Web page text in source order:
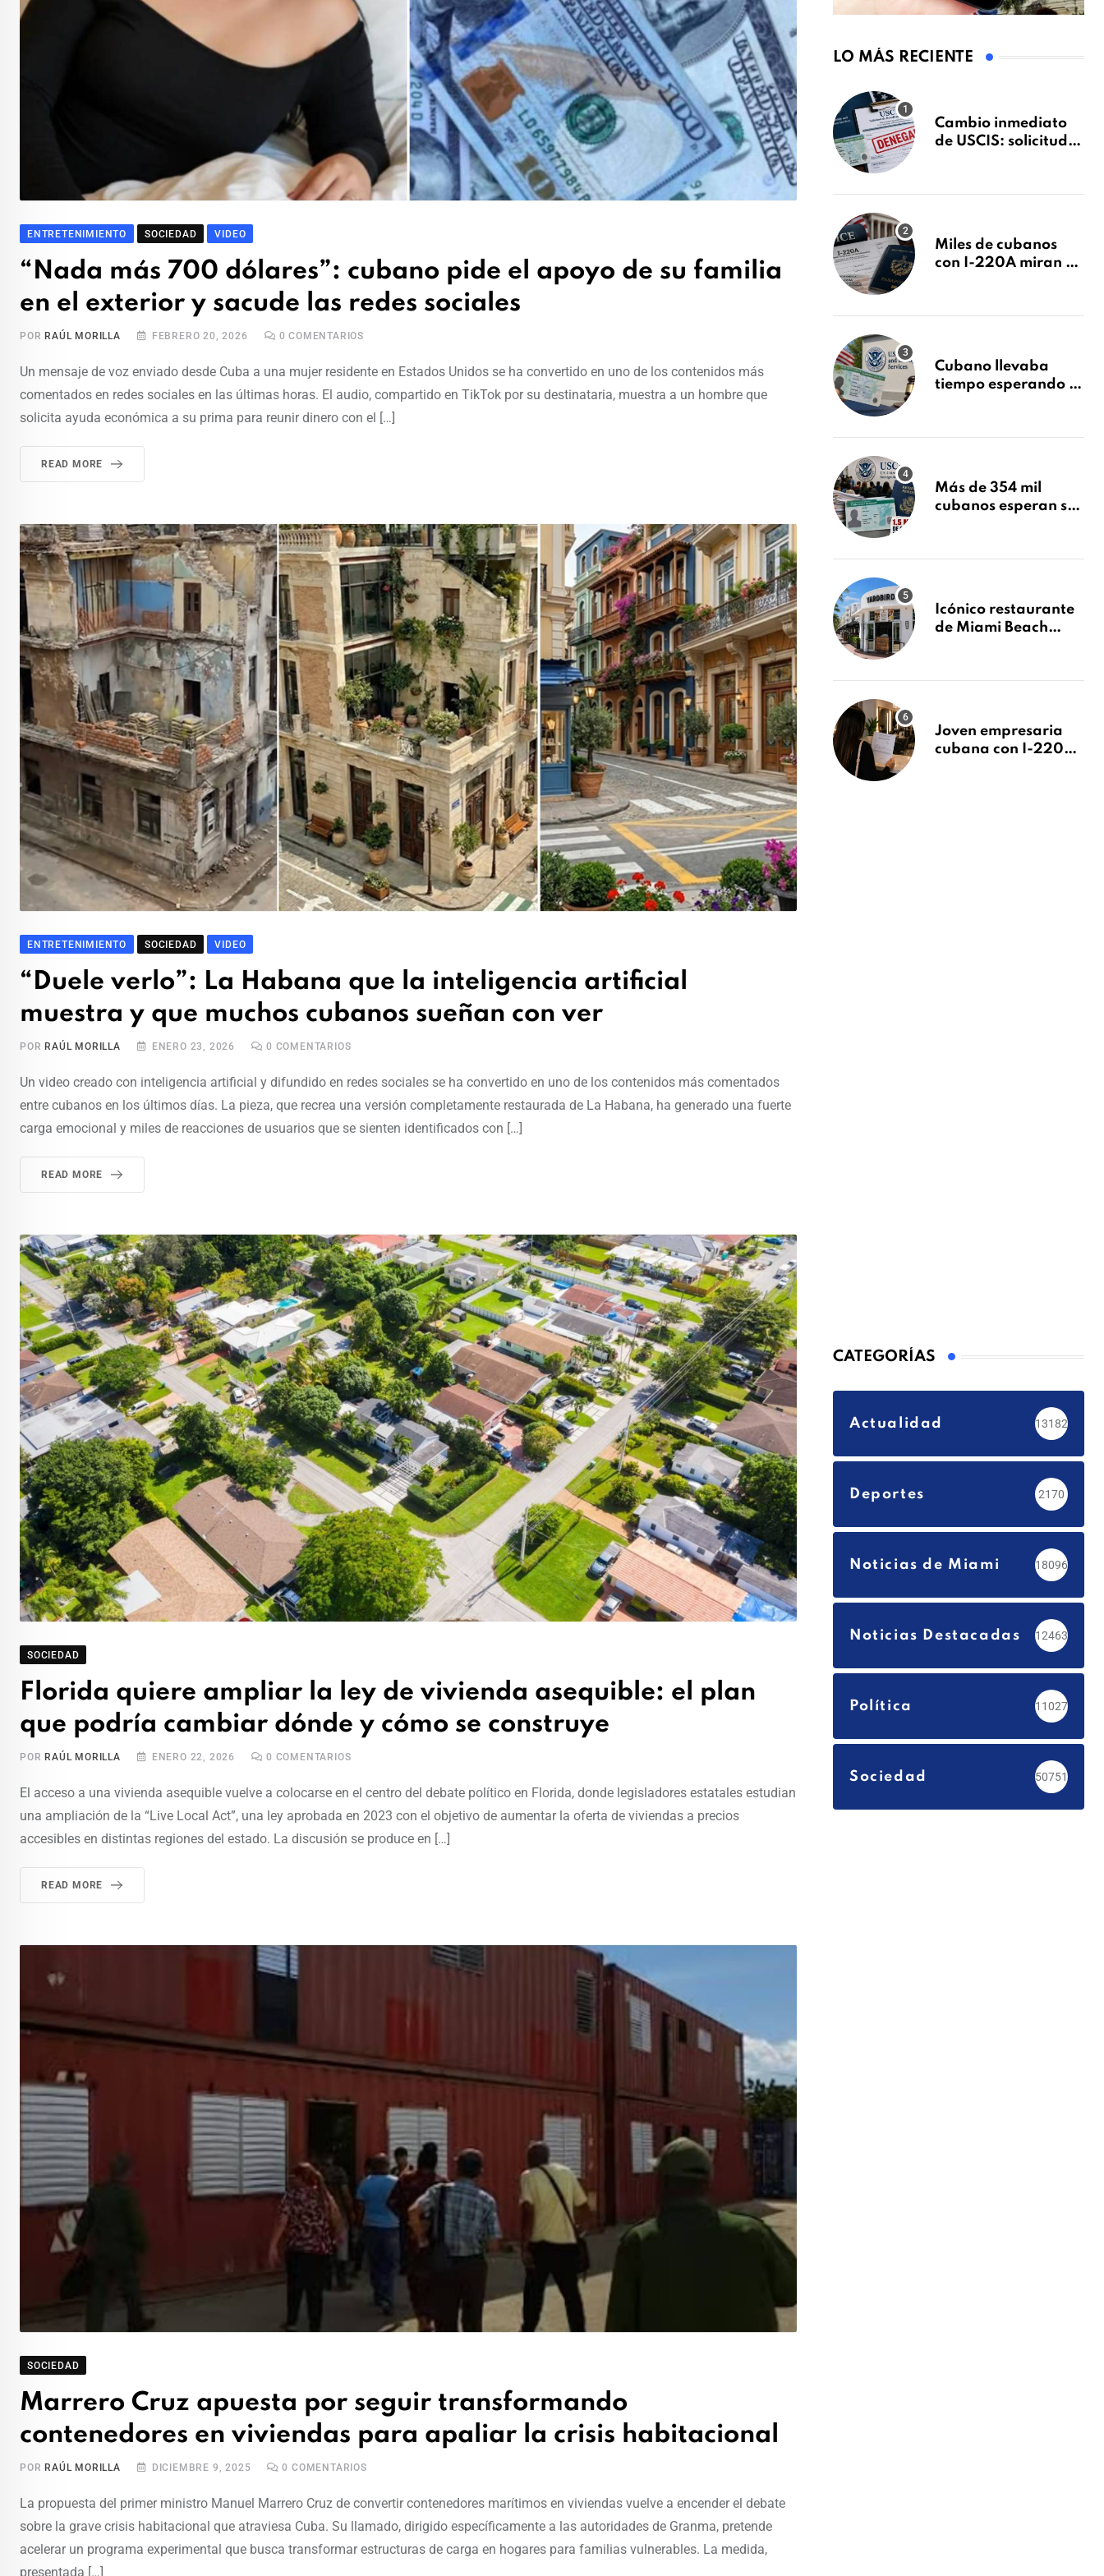
ENTRETENIMIENTO SOCIEDAD VIDEO
“Nada más 700 dólares”: cubano pide el apoyo de su familia
en el exterior y sacude las redes sociales
POR RAÚL MORILLA FEBRERO 20, 2026 0 COMENTARIOS
Un mensaje de voz enviado desde Cuba a una mujer residente en Estados Unidos se ha convertido en uno de los contenidos más
comentados en redes sociales en las últimas horas. El audio, compartido en TikTok por su destinataria, muestra a un hombre que
solicita ayuda económica a su prima para reunir dinero con el […]
READ MORE
ENTRETENIMIENTO SOCIEDAD VIDEO
“Duele verlo”: La Habana que la inteligencia artificial
muestra y que muchos cubanos sueñan con ver
POR RAÚL MORILLA ENERO 23, 2026 0 COMENTARIOS
Un video creado con inteligencia artificial y difundido en redes sociales se ha convertido en uno de los contenidos más comentados
entre cubanos en los últimos días. La pieza, que recrea una versión completamente restaurada de La Habana, ha generado una fuerte
carga emocional y miles de reacciones de usuarios que se sienten identificados con […]
READ MORE
SOCIEDAD
Florida quiere ampliar la ley de vivienda asequible: el plan
que podría cambiar dónde y cómo se construye
POR RAÚL MORILLA ENERO 22, 2026 0 COMENTARIOS
El acceso a una vivienda asequible vuelve a colocarse en el centro del debate político en Florida, donde legisladores estatales estudian
una ampliación de la “Live Local Act”, una ley aprobada en 2023 con el objetivo de aumentar la oferta de viviendas a precios
accesibles en distintas regiones del estado. La discusión se produce en […]
READ MORE
SOCIEDAD
Marrero Cruz apuesta por seguir transformando
contenedores en viviendas para apaliar la crisis habitacional
POR RAÚL MORILLA DICIEMBRE 9, 2025 0 COMENTARIOS
La propuesta del primer ministro Manuel Marrero Cruz de convertir contenedores marítimos en viviendas vuelve a encender el debate
sobre la grave crisis habitacional que atraviesa Cuba. Su llamado, dirigido específicamente a las autoridades de Granma, pretende
acelerar un programa experimental que busca transformar estructuras de carga en hogares para familias vulnerables. La medida,
presentada […]
LO MÁS RECIENTE
Cambio inmediato
de USCIS: solicitudes
sin previo aviso
Miles de cubanos
con I-220A miran al
decidirse en una
Cubano llevaba
tiempo esperando su
tras Writ of
Más de 354 mil
cubanos esperan su
millones de
Icónico restaurante
de Miami Beach
después de 15 años
Joven empresaria
cubana con I-220A
CATEGORÍAS
Actualidad 13182
Deportes 2170
Noticias de Miami 18096
Noticias Destacadas 12463
Política 11027
Sociedad 50751